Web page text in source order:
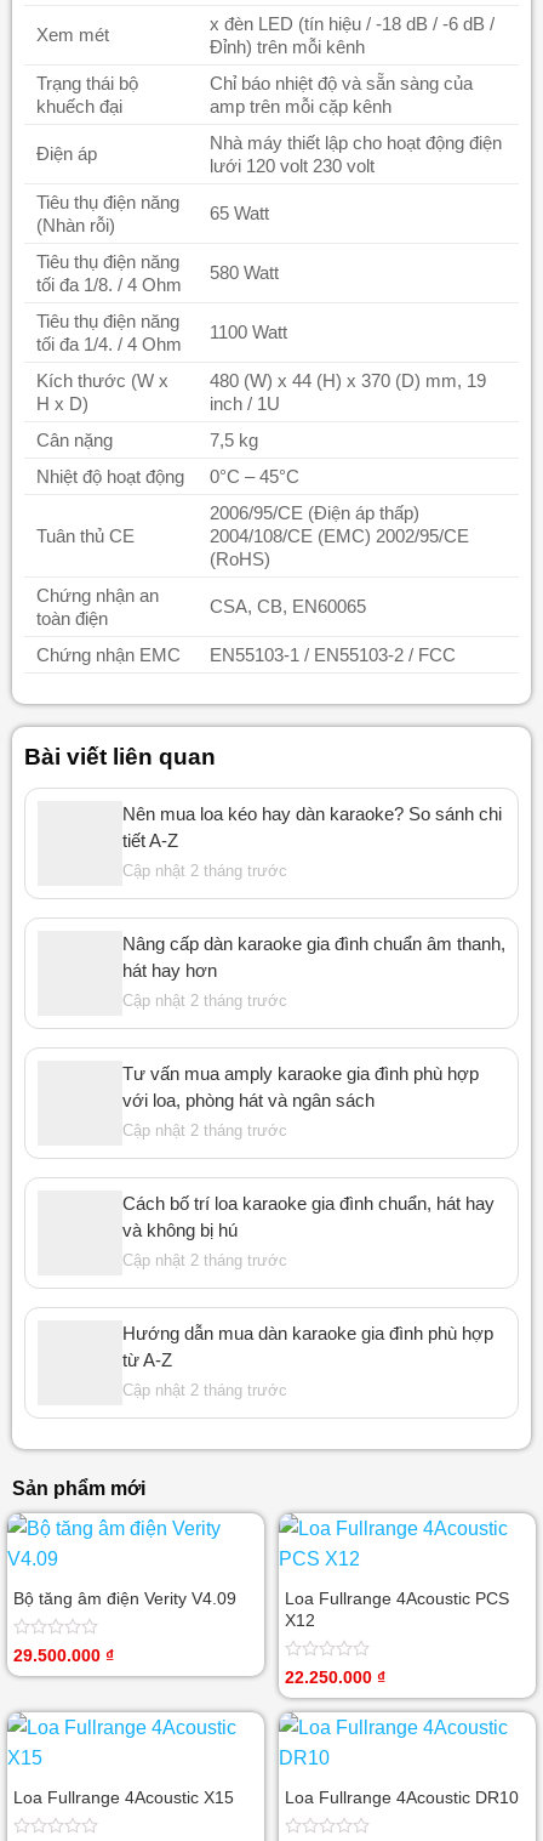
Xem mét
x đèn LED (tín hiệu / -18 dB / -6 dB /
Đỉnh) trên mỗi kênh
Trạng thái bộ
khuếch đại
Chỉ báo nhiệt độ và sẵn sàng của
amp trên mỗi cặp kênh
Điện áp
Nhà máy thiết lập cho hoạt động điện
lưới 120 volt 230 volt
Tiêu thụ điện năng
(Nhàn rỗi)
65 Watt
Tiêu thụ điện năng
tối đa 1/8. / 4 Ohm
580 Watt
Tiêu thụ điện năng
tối đa 1/4. / 4 Ohm
1100 Watt
Kích thước (W x
H x D)
480 (W) x 44 (H) x 370 (D) mm, 19
inch / 1U
Cân nặng
7,5 kg
Nhiệt độ hoạt động
0°C – 45°C
Tuân thủ CE
2006/95/CE (Điện áp thấp)
2004/108/CE (EMC) 2002/95/CE
(RoHS)
Chứng nhận an
toàn điện
CSA, CB, EN60065
Chứng nhận EMC EN55103-1 / EN55103-2 / FCC
Bài viết liên quan
Nên mua loa kéo hay dàn karaoke? So sánh chi
tiết A-Z
Cập nhật 2 tháng trước
Nâng cấp dàn karaoke gia đình chuẩn âm thanh,
hát hay hơn
Cập nhật 2 tháng trước
Tư vấn mua amply karaoke gia đình phù hợp
với loa, phòng hát và ngân sách
Cập nhật 2 tháng trước
Cách bố trí loa karaoke gia đình chuẩn, hát hay
và không bị hú
Cập nhật 2 tháng trước
Hướng dẫn mua dàn karaoke gia đình phù hợp
từ A-Z
Cập nhật 2 tháng trước
Sản phẩm mới
Bộ tăng âm điện Verity V4.09
Được
5
sao
29.500.000 ₫
Loa Fullrange 4Acoustic PCS
X12
Được
hạng
0
sao
22.250.000 ₫
Loa Fullrange 4Acoustic X15 Loa Fullrange 4Acoustic DR10